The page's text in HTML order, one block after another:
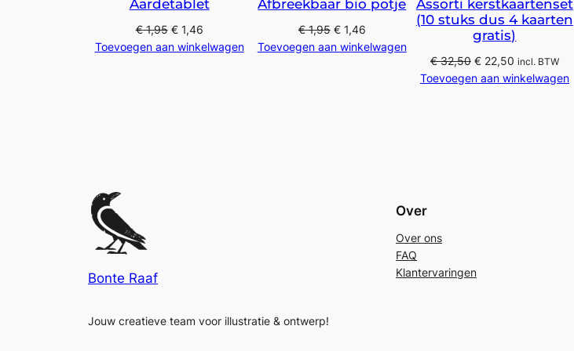
Aardetablet
€1,95 €1,46
Toevoegen aan winkelwagen
Afbreekbaar bio potje
€1,95 €1,46
Toevoegen aan winkelwagen
Assorti kerstkaartenset
(10 stuks dus 4 kaarten
gratis)
€32,50 Oorspronkelijke
prijs
€22,50Huidige
prijs
incl. BTW
Toevoegen aan winkelwagen
Bonte Raaf
Jouw creatieve team voor illustratie & ontwerp!
Over
Over ons
FAQ
Klantervaringen